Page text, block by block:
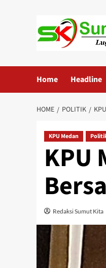
Home Headline
HOME POLITIK
KPU Medan
KPU
Redaksi Sumut Kita